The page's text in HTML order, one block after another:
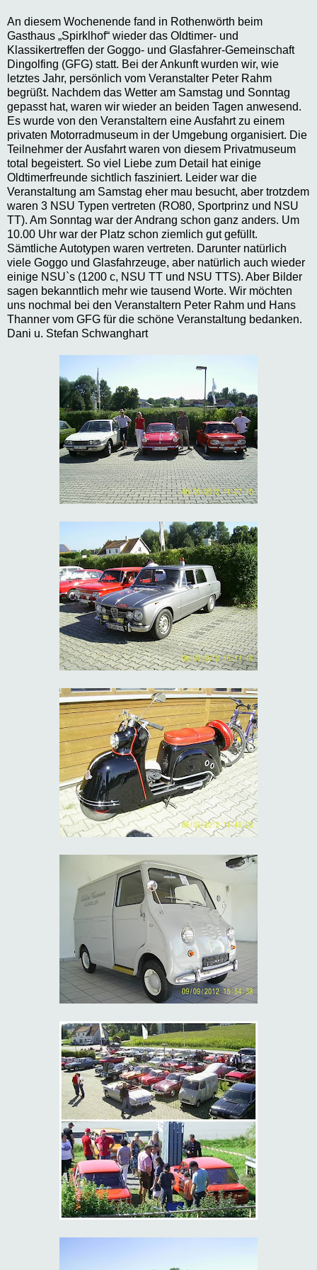
An diesem Wochenende fand in Rothenwörth beim
Gasthaus „Spirklhof“ wieder das Oldtimer- und
Klassikertreffen der Goggo- und Glasfahrer-Gemeinschaft
Dingolfing (GFG) statt. Bei der Ankunft wurden wir, wie
letztes Jahr, persönlich vom Veranstalter Peter Rahm
begrüßt. Nachdem das Wetter am Samstag und Sonntag
gepasst hat, waren wir wieder an beiden Tagen anwesend.
Es wurde von den Veranstaltern eine Ausfahrt zu einem
privaten Motorradmuseum in der Umgebung organisiert. Die
Teilnehmer der Ausfahrt waren von diesem Privatmuseum
total begeistert. So viel Liebe zum Detail hat einige
Oldtimerfreunde sichtlich fasziniert. Leider war die
Veranstaltung am Samstag eher mau besucht, aber trotzdem
waren 3 NSU Typen vertreten (RO80, Sportprinz und NSU
TT). Am Sonntag war der Andrang schon ganz anders. Um
10.00 Uhr war der Platz schon ziemlich gut gefüllt.
Sämtliche Autotypen waren vertreten. Darunter natürlich
viele Goggo und Glasfahrzeuge, aber natürlich auch wieder
einige NSU`s (1200 c, NSU TT und NSU TTS). Aber Bilder
sagen bekanntlich mehr wie tausend Worte. Wir möchten
uns nochmal bei den Veranstaltern Peter Rahm und Hans
Thanner vom GFG für die schöne Veranstaltung bedanken.
Dani u. Stefan Schwanghart